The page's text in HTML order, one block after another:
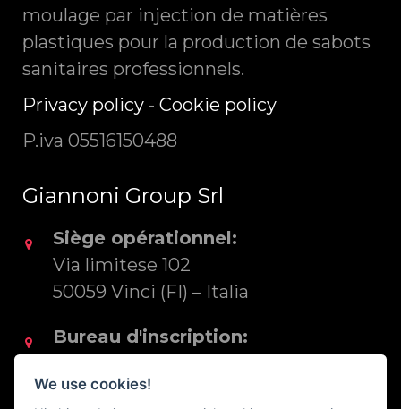
moulage par injection de matières
plastiques pour la production de sabots
sanitaires professionnels.
Privacy policy - Cookie policy
P.iva 05516150488
Giannoni Group Srl
Siège opérationnel:
Via limitese 102
50059 Vinci (FI) – Italia
Bureau d'inscription:
50053 Empoli (FI) – Italia
We use cookies!